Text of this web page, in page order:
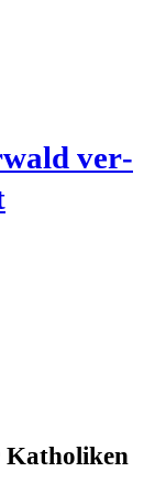
ver­
Katho­li­ken